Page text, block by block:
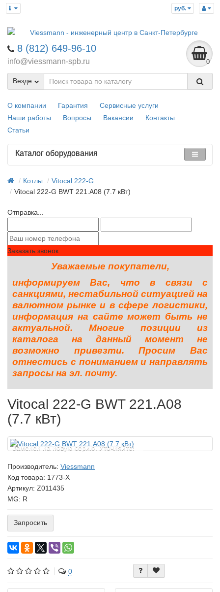
руб.
8 (812) 649-96-10
info@viessmann-spb.ru 0
Везде
О компании Гарантия
Сервисные услуги
Наши работы
Вопросы Вакансии
Контакты
Статьи
Каталог оборудования
Котлы
Vitocal 222-G
Vitocal 222-G BWT 221.A08 (7.7 кВт)
Отправка...
Заказать звонок
Уважаемые покупатели,
информируем Вас, что в связи с
санкциями, нестабильной ситуацией на
валютном рынке и в сфере логистики,
информация на сайте может быть не
актуальной. Многие позиции из
каталога на данный момент не
возможно привезти. Просим Вас
отнестись с пониманием и направлять
запросы на эл. почту.
Vitocal 222-G BWT 221.A08
(7.7 кВт)
Заменен на новую серию. Уточняйте!
Производитель: Viessmann
Код товара: 1773-X
Артикул: Z011435
MG: R
Запросить
0